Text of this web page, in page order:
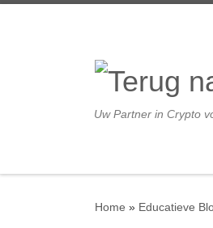
Uw Partner in Crypto
Home » Educatieve